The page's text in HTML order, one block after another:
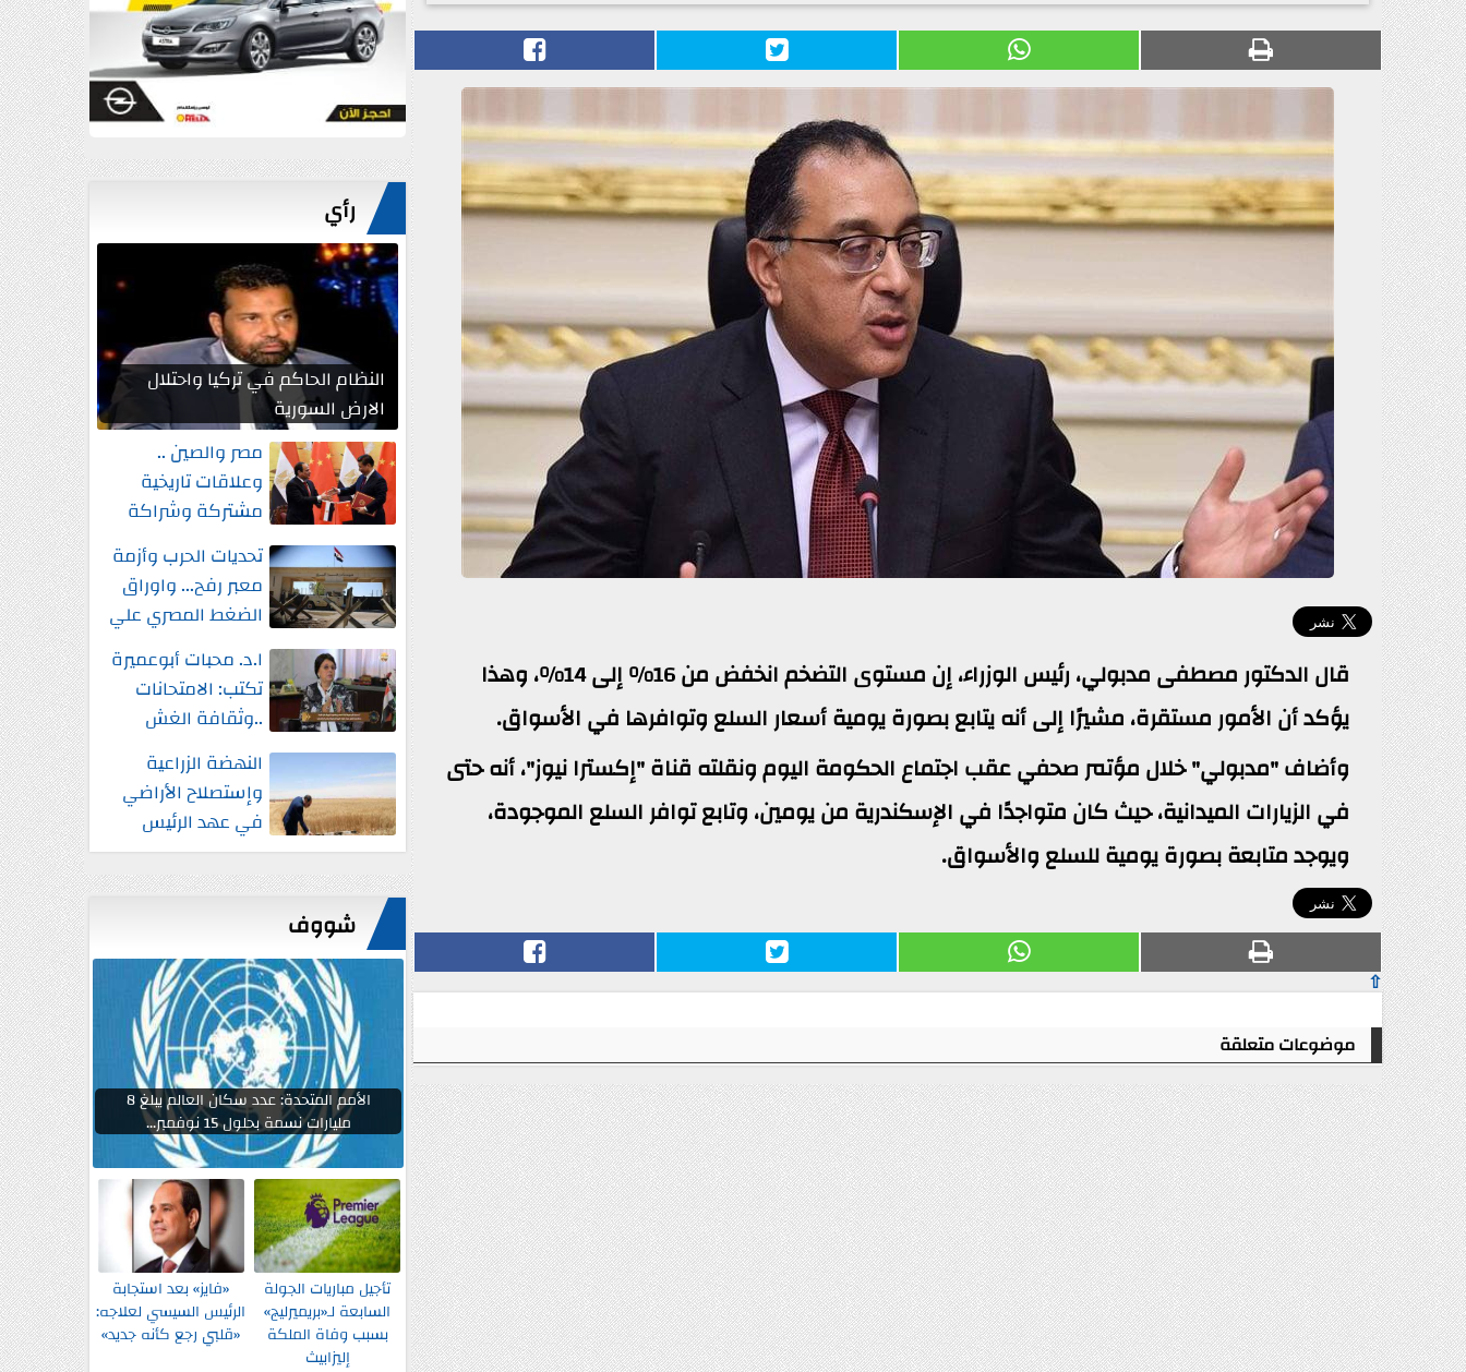
قال الدكتور مصطفى مدبولي، رئيس الوزراء، إن مستوى التضخم انخفض من 16% إلى 14%، وهذا
يؤكد أن الأمور مستقرة، مشيرًا إلى أنه يتابع بصورة يومية أسعار السلع وتوافرها في الأسواق.
وأضاف "مدبولي" خلال مؤتمر صحفي عقب اجتماع الحكومة اليوم ونقلته قناة "إكسترا نيوز"، أنه حتى
في الزيارات الميدانية، حيث كان متواجدًا في الإسكندرية من يومين، وتابع توافر السلع الموجودة،
ويوجد متابعة بصورة يومية للسلع والأسواق.
⇧
موضوعات متعلقة
رأي
النظام الحاكم في تركيا واحتلال
الارض السورية
مصر والصين ..
وعلاقات تاريخية
مشتركة وشراكة
إستراتيجية شاملة
واستثمارات جديدةتحديات الحرب وأزمة
معبر رفح... واوراق
الضغط المصري علي
ا.د. محبات أبوعميرة
تكتب: الامتحانات
..وثقافة الغش
النهضة الزراعية
وإستصلاح الأراضي
في عهد الرئيس
السيسي
شووف
الأمم المتحدة: عدد سكان العالم يبلغ 8
مليارات نسمة بحلول 15 نوفمبر...
تأجيل مباريات الجولة
السابعة لـ«بريميرليج»
بسبب وفاة الملكة
إليزابيث
«فايز» بعد استجابة
الرئيس السيسي لعلاجه:
«قلبي رجع كأنه جديد»